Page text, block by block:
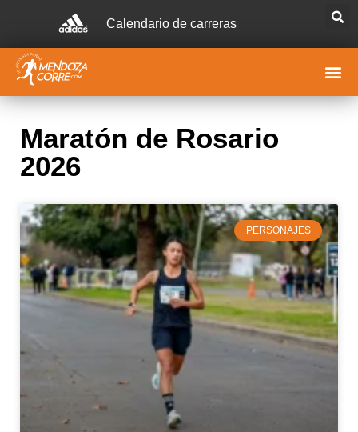
Calendario de carreras
Maratón de Rosario
2026
PERSONAJES